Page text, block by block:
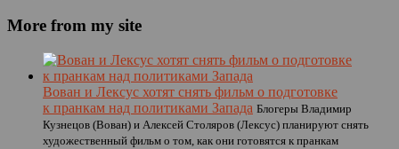
More from my site
Вован и Лексус хотят снять фильм о подготовке
к пранкам над политиками Запада Блогеры Владимир
Кузнецов (Вован) и Алексей Столяров (Лексус) планируют снять
художественный фильм о том, как они готовятся к пранкам